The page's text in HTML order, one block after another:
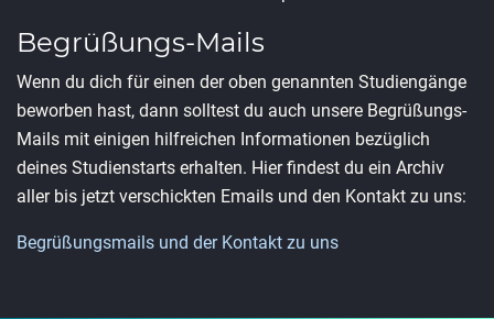
Begrüßungs-Mails
Wenn du dich für einen der oben genannten Studiengänge
beworben hast, dann solltest du auch unsere Begrüßungs-
Mails mit einigen hilfreichen Informationen bezüglich
deines Studienstarts erhalten. Hier findest du ein Archiv
aller bis jetzt verschickten Emails und den Kontakt zu uns:
Begrüßungsmails und der Kontakt zu uns